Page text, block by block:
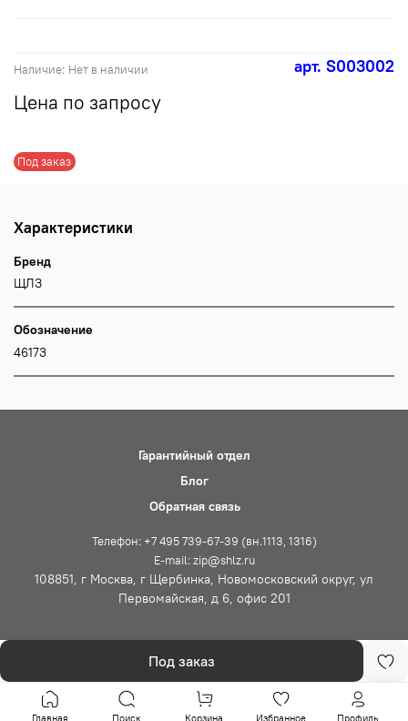
арт. S003002
Наличие: Нет в наличии
Под заказ
Цена по запросу
Под заказ
Характеристики
Бренд
ЩЛЗ
Обозначение
46173
Гарантийный отдел
Блог
Обратная связь
Телефон: +7 495 739-67-39 (вн.1113, 1316)
E-mail: zip@shlz.ru
108851, г Москва, г Щербинка, Новомосковский округ, ул
Первомайская, д 6, офис 201